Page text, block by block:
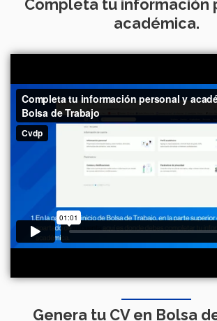
Completa tu información
académica.
Genera tu CV en Bolsa